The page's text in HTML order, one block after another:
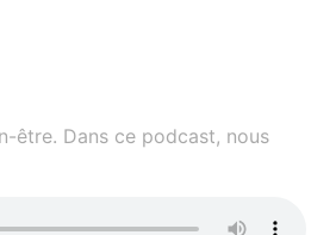
être. Dans ce podcast, nous